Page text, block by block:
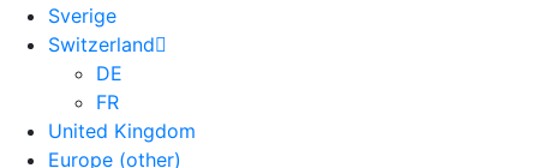
Sverige
Switzerland
DE
FR
United Kingdom
Europe (other)